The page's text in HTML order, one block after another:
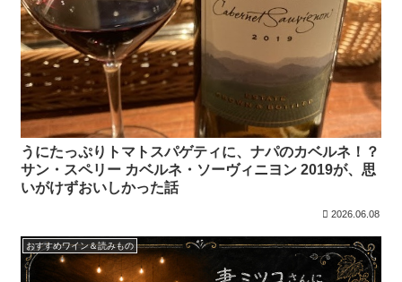
うにたっぷりトマトスパゲティに、ナパのカベルネ！？
サン・スペリー カベルネ・ソーヴィニヨン 2019が、思
いがけずおいしかった話
2026.06.08
おすすめワイン＆読みもの